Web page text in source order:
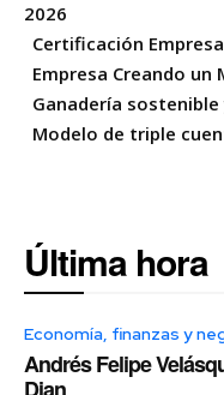
2026
Certificación
Empresa Creando
Ganadería
Modelo de triple
Última hora
Economía, finanzas y
Andrés Felipe